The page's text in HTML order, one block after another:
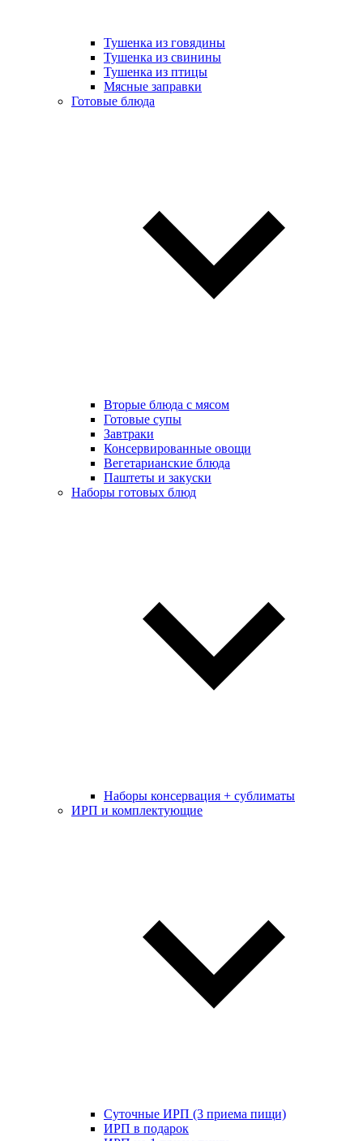
Тушенка из говядины
Тушенка из свинины
Тушенка из птицы
Мясные заправки
Готовые блюда
Вторые блюда с мясом
Готовые супы
Завтраки
Консервированные овощи
Вегетарианские блюда
Паштеты и закуски
Наборы готовых блюд
Наборы консервация + сублиматы
ИРП и комплектующие
Суточные ИРП (3 приема пищи)
ИРП в подарок